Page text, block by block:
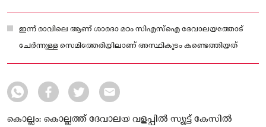
ഇന്ന് രാവിലെ ആണ് ശാരദാ മഠം സിഎസ്ഐ ദേവാലയത്തോട്
ചേർന്നുള്ള സെമിത്തേരിയിലാണ് അസ്ഥികൂടം കണ്ടെത്തിയത്
കൊല്ലം: കൊല്ലത്ത് ദേവാലയ വളപ്പിൽ സ്യൂട്ട് കേസിൽ